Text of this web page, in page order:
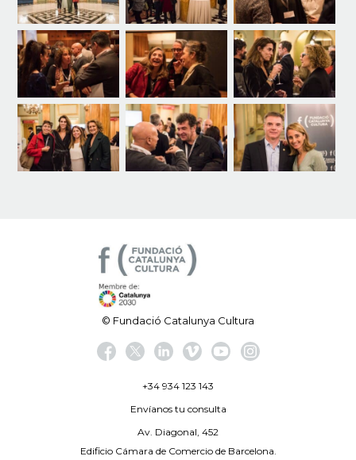
© Fundació Catalunya Cultura
+34 934 123 143
Envíanos tu consulta
Av. Diagonal, 452
Edificio Cámara de Comercio de Barcelona.